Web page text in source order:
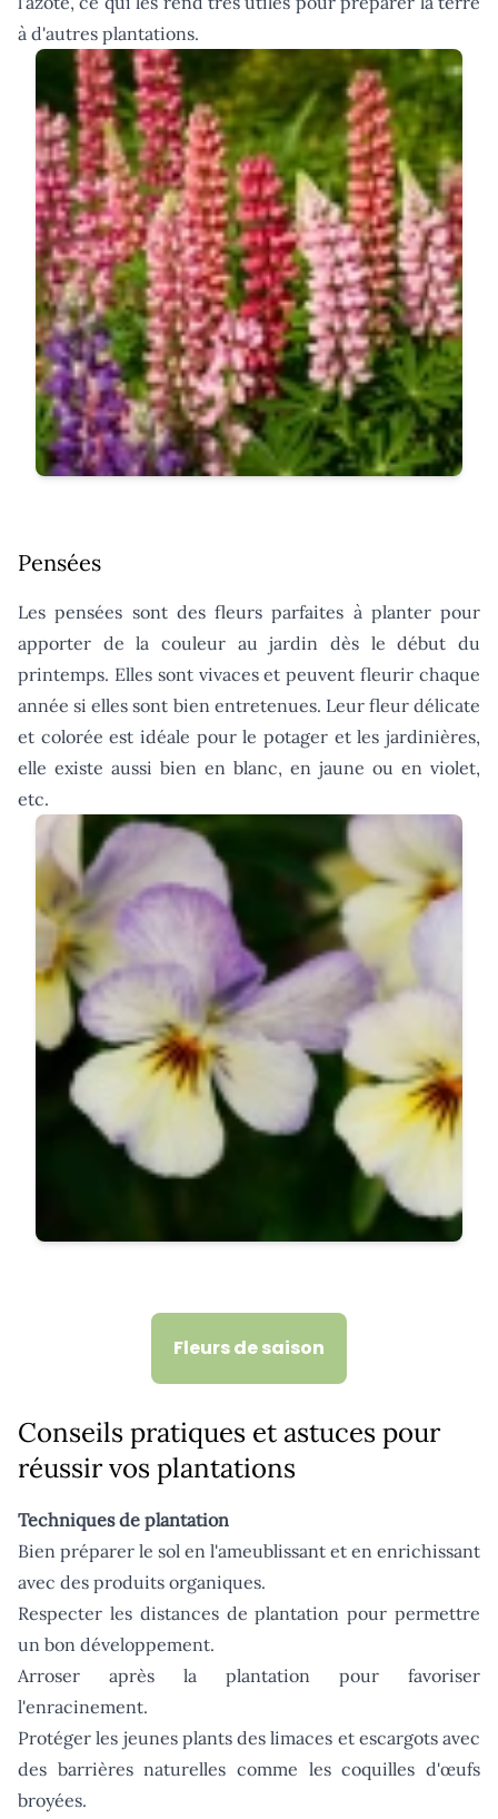
à d'autres plantations.
Pensées
Les pensées sont des fleurs parfaites à planter pour
apporter de la couleur au jardin dès le début du
printemps. Elles sont vivaces et peuvent fleurir chaque
année si elles sont bien entretenues. Leur fleur délicate
et colorée est idéale pour le potager et les jardinières,
elle existe aussi bien en blanc, en jaune ou en violet,
etc.
Fleurs de saison
Conseils pratiques et astuces pour
réussir vos plantations
Techniques de plantation
Bien préparer le sol en l'ameublissant et en enrichissant
avec des produits organiques.
Respecter les distances de plantation pour permettre
un bon développement.
Arroser après la plantation pour favoriser
l'enracinement.
Protéger les jeunes plants des limaces et escargots avec
des barrières naturelles comme les coquilles d'œufs
broyées.